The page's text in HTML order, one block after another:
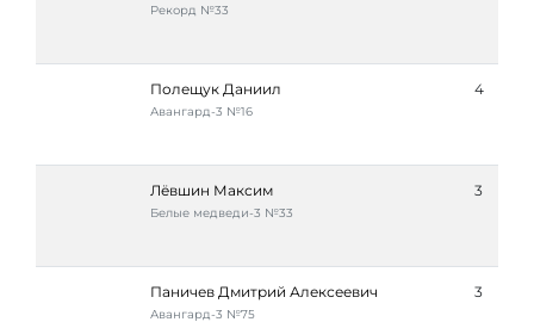
Рекорд №33
Полещук Даниил
Авангард-3 №16
4
Лёвшин Максим
Белые медведи-3 №33
3
Паничев Дмитрий Алексеевич
Авангард-3 №75
3